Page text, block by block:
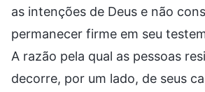
as intenções de Deus e não
permanecer firme em seu
A razão pela qual as pessoas
decorre, por um lado, de seus